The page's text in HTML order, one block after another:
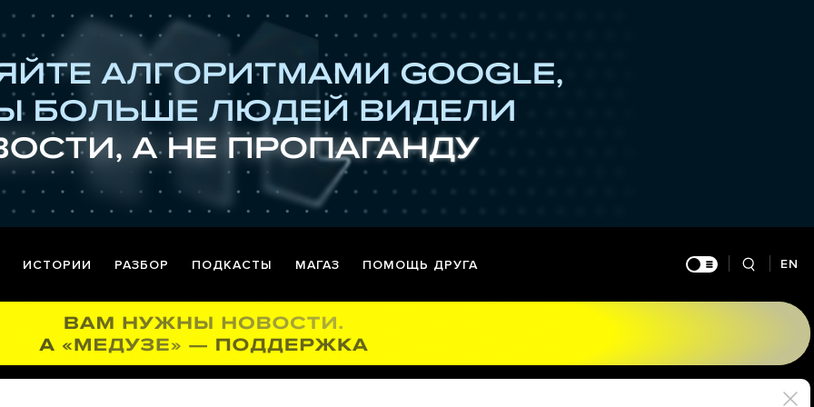
ИСТОРИИ РАЗБОР ПОДКАСТЫ МАГАЗ ПОМОЩЬ ДРУГА EN